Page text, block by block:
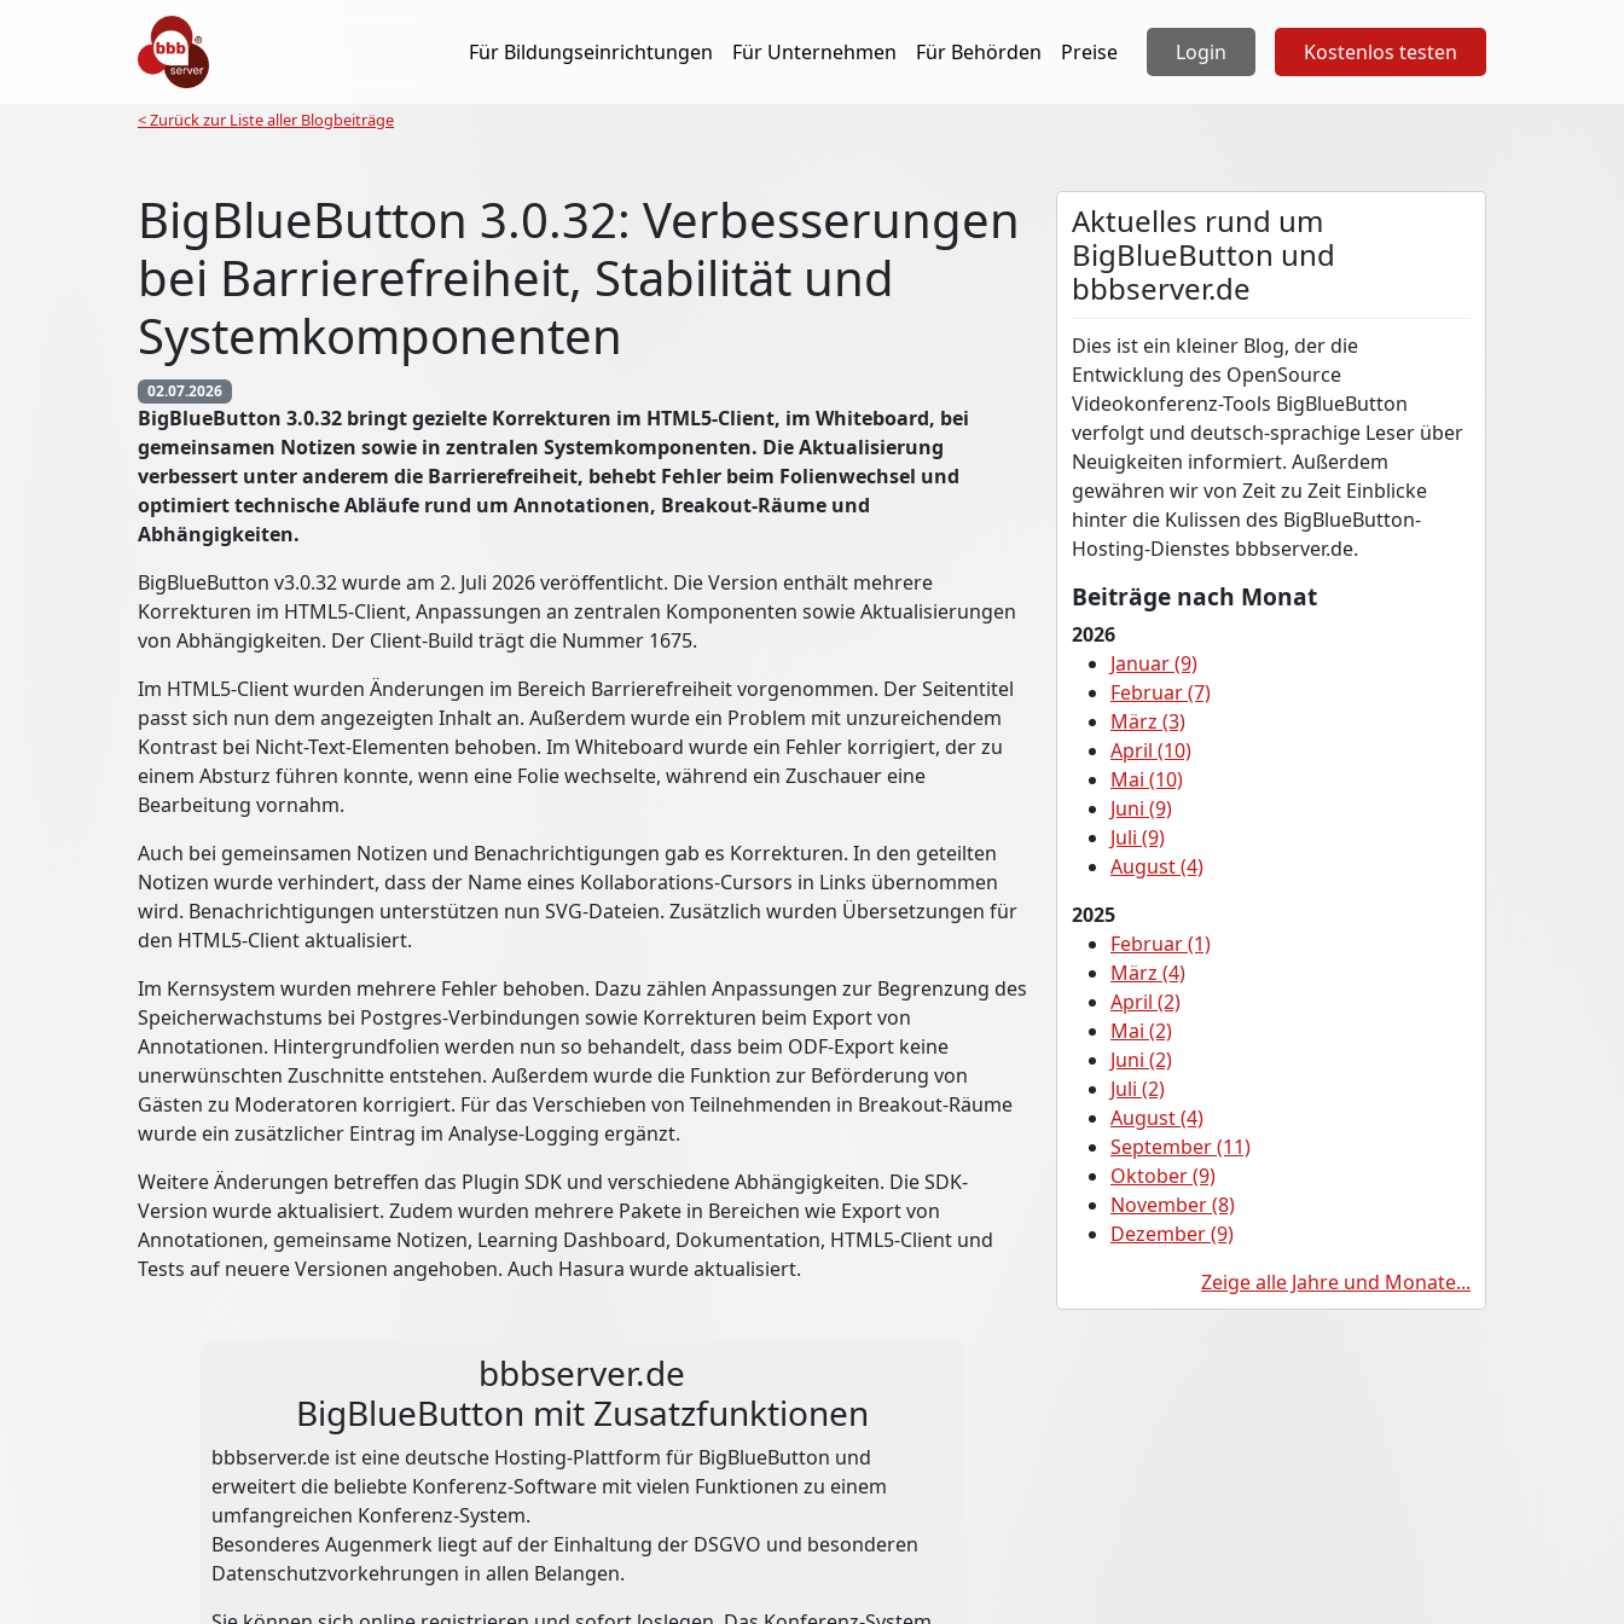
Für Bildungseinrichtungen Für Unternehmen Für Behörden Preise Login Kostenlos testen
< Zurück zur Liste aller Blogbeiträge
BigBlueButton 3.0.32: Verbesserungen
bei Barrierefreiheit, Stabilität und
Systemkomponenten
02.07.2026
BigBlueButton 3.0.32 bringt gezielte Korrekturen im HTML5-Client, im Whiteboard, bei
gemeinsamen Notizen sowie in zentralen Systemkomponenten. Die Aktualisierung
verbessert unter anderem die Barrierefreiheit, behebt Fehler beim Folienwechsel und
optimiert technische Abläufe rund um Annotationen, Breakout-Räume und
Abhängigkeiten.
BigBlueButton v3.0.32 wurde am 2. Juli 2026 veröffentlicht. Die Version enthält mehrere
Korrekturen im HTML5-Client, Anpassungen an zentralen Komponenten sowie Aktualisierungen
von Abhängigkeiten. Der Client-Build trägt die Nummer 1675.
Im HTML5-Client wurden Änderungen im Bereich Barrierefreiheit vorgenommen. Der Seitentitel
passt sich nun dem angezeigten Inhalt an. Außerdem wurde ein Problem mit unzureichendem
Kontrast bei Nicht-Text-Elementen behoben. Im Whiteboard wurde ein Fehler korrigiert, der zu
einem Absturz führen konnte, wenn eine Folie wechselte, während ein Zuschauer eine
Bearbeitung vornahm.
Auch bei gemeinsamen Notizen und Benachrichtigungen gab es Korrekturen. In den geteilten
Notizen wurde verhindert, dass der Name eines Kollaborations-Cursors in Links übernommen
wird. Benachrichtigungen unterstützen nun SVG-Dateien. Zusätzlich wurden Übersetzungen für
den HTML5-Client aktualisiert.
Im Kernsystem wurden mehrere Fehler behoben. Dazu zählen Anpassungen zur Begrenzung des
Speicherwachstums bei Postgres-Verbindungen sowie Korrekturen beim Export von
Annotationen. Hintergrundfolien werden nun so behandelt, dass beim ODF-Export keine
unerwünschten Zuschnitte entstehen. Außerdem wurde die Funktion zur Beförderung von
Gästen zu Moderatoren korrigiert. Für das Verschieben von Teilnehmenden in Breakout-Räume
wurde ein zusätzlicher Eintrag im Analyse-Logging ergänzt.
Weitere Änderungen betreffen das Plugin SDK und verschiedene Abhängigkeiten. Die SDK-
Version wurde aktualisiert. Zudem wurden mehrere Pakete in Bereichen wie Export von
Annotationen, gemeinsame Notizen, Learning Dashboard, Dokumentation, HTML5-Client und
Tests auf neuere Versionen angehoben. Auch Hasura wurde aktualisiert.
bbbserver.de
BigBlueButton mit Zusatzfunktionen
bbbserver.de ist eine deutsche Hosting-Plattform für BigBlueButton und
erweitert die beliebte Konferenz-Software mit vielen Funktionen zu einem
umfangreichen Konferenz-System.
Besonderes Augenmerk liegt auf der Einhaltung der DSGVO und besonderen
Datenschutzvorkehrungen in allen Belangen.
Aktuelles rund um
BigBlueButton und
bbbserver.de
Dies ist ein kleiner Blog, der die
Entwicklung des OpenSource
Videokonferenz-Tools BigBlueButton
verfolgt und deutsch-sprachige Leser über
Neuigkeiten informiert. Außerdem
gewähren wir von Zeit zu Zeit Einblicke
hinter die Kulissen des BigBlueButton-
Hosting-Dienstes bbbserver.de.
Beiträge nach Monat
2026
Januar (9)
Februar (7)
März (3)
April (10)
Mai (10)
Juni (9)
Juli (9)
August (4)
2025
Februar (1)
März (4)
April (2)
Mai (2)
Juni (2)
Juli (2)
August (4)
September (11)
Oktober (9)
November (8)
Dezember (9)
Zeige alle Jahre und Monate...